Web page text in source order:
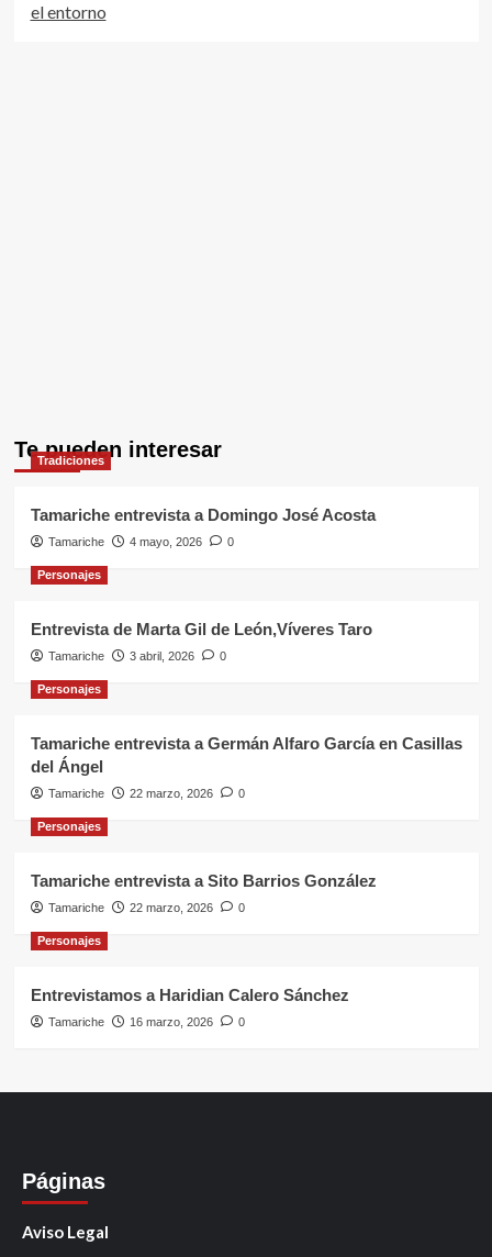
el entorno
Te pueden interesar
Tradiciones
Tamariche entrevista a Domingo José Acosta
Tamariche 4 mayo, 2026 0
Personajes
Entrevista de Marta Gil de León,Víveres Taro
Tamariche 3 abril, 2026 0
Personajes
Tamariche entrevista a Germán Alfaro García en Casillas
del Ángel
Tamariche 22 marzo, 2026 0
Personajes
Tamariche entrevista a Sito Barrios González
Tamariche 22 marzo, 2026 0
Personajes
Entrevistamos a Haridian Calero Sánchez
Tamariche 16 marzo, 2026 0
Páginas
Aviso Legal